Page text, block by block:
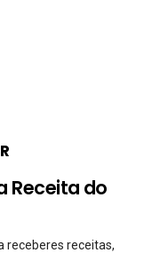
Receita do
receberes receitas,